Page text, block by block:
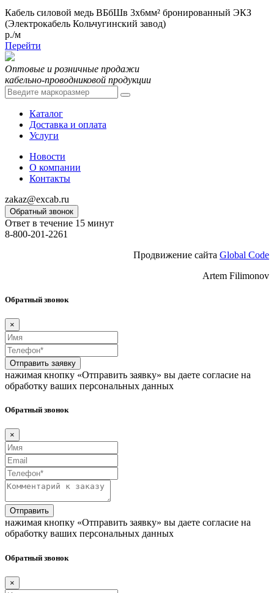
Кабель силовой медь ВБбШв 3x6мм² бронированный ЭКЗ
(Электрокабель Кольчугинский завод)
р./м
Перейти
Оптовые и розничные продажи
кабельно-проводниковой продукции
Каталог
Доставка и оплата
Услуги
Новости
О компании
Контакты
zakaz@excab.ru
Обратный звонок
Ответ в течение 15 минут
8-800-201-2261
Продвижение сайта Global Code
Artem Filimonov
Обратный звонок
×
Отправить заявку
нажимая кнопку «Отправить заявку» вы даете согласие на
обработку ваших персональных данных
Обратный звонок
×
Отправить
нажимая кнопку «Отправить заявку» вы даете согласие на
обработку ваших персональных данных
Обратный звонок
×